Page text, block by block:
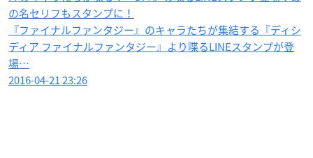
の名セリフもスタンプに！
『ファイナルファンタジー』のキャラたちが集結する『ディシ
ディア ファイナルファンタジー』より喋るLINEスタンプが登
場…
2016-04-21 23:26